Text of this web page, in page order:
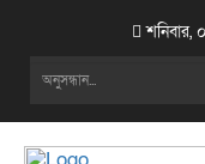
শনিবার,